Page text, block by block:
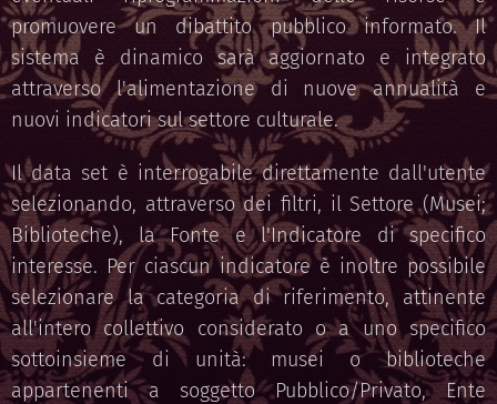
promuovere un dibattito pubblico informato. Il
sistema è dinamico sarà aggiornato e integrato
attraverso l'alimentazione di nuove annualità e
nuovi indicatori sul settore culturale.
Il data set è interrogabile direttamente dall'utente
selezionando, attraverso dei filtri, il Settore (Musei;
Biblioteche), la Fonte e l'Indicatore di specifico
interesse. Per ciascun indicatore è inoltre possibile
selezionare la categoria di riferimento, attinente
all'intero collettivo considerato o a uno specifico
sottoinsieme di unità: musei o biblioteche
appartenenti a soggetto Pubblico/Privato, Ente